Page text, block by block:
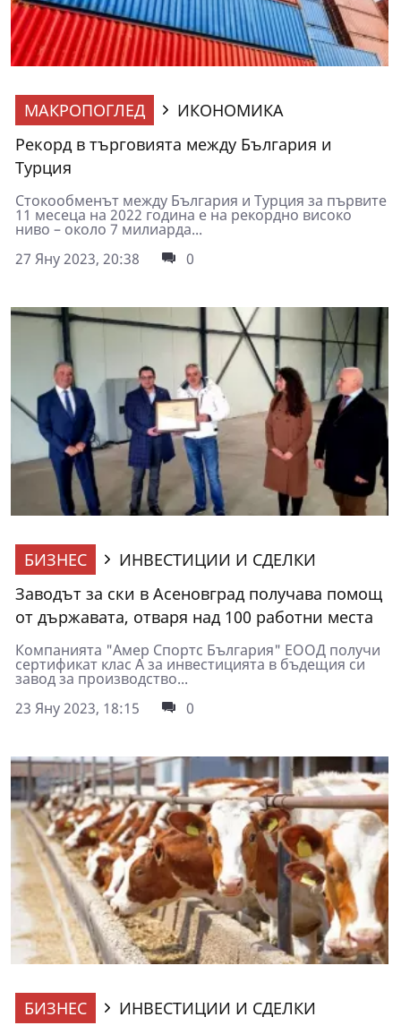
МАКРОПОГЛЕД
ИКОНОМИКА
Рекорд в търговията между България и
Турция
Стокообменът между България и Турция за първите
11 месеца на 2022 година е на рекордно високо
ниво – около 7 милиарда...
27 Яну 2023, 20:38
0
БИЗНЕС
ИНВЕСТИЦИИ И СДЕЛКИ
Заводът за ски в Асеновград получава помощ
от държавата, отваря над 100 работни места
Компанията "Амер Спортс България" ЕООД получи
сертификат клас А за инвестицията в бъдещия си
завод за производство...
23 Яну 2023, 18:15
0
БИЗНЕС
ИНВЕСТИЦИИ И СДЕЛКИ